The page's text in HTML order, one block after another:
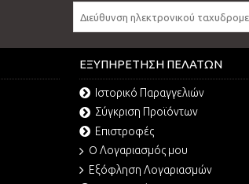
ΕΞΥΠΗΡΈΤΗΣΗ ΠΕΛΑΤΏΝ
Ιστορικό Παραγγελιών
Σύγκριση Προϊόντων
Επιστροφές
O Λογαριασμός μου
Εξόφληση Λογαριασμών